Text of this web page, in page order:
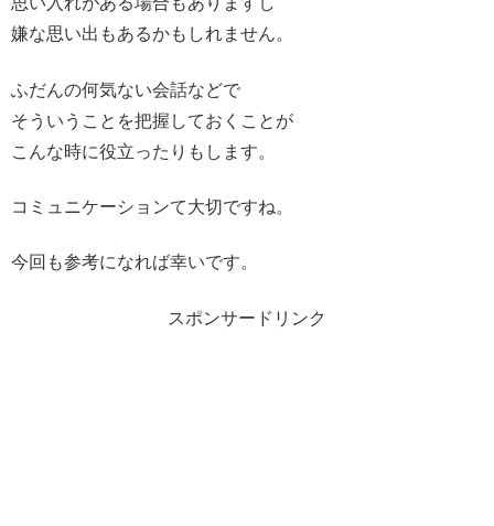
嫌な思い出もあるかもしれません。
ふだんの何気ない会話などで
そういうことを把握しておくことが
こんな時に役立ったりもします。
コミュニケーションて大切ですね。
今回も参考になれば幸いです。
スポンサードリンク